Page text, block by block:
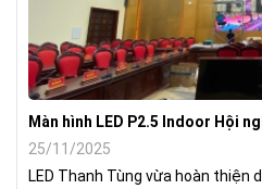
Màn hình LED P2.5 Indoor Hội
25/11/2025
LED Thanh Tùng vừa hoàn thiện